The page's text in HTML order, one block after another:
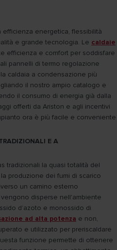
efficienza energetica, flessibilità
e grande tecnologia. Le caldaie
efficienza e comfort per soddisfare
pannelli di termo regolazione
caldaia a condensazione più
il nostro ampio catalogo e
il consumo di energia già dalla
offerti da Ariston e agli incentivi
ora è più facile e conveniente
E A
tradizionali la quasi totalità del
produzione dei fumi di scarico
un camino esterno
disperse nell'ambiente
d’azoto e monossido di
ad alta potenza e non,
e utilizzato per preriscaldare
funzione permette di ottenere